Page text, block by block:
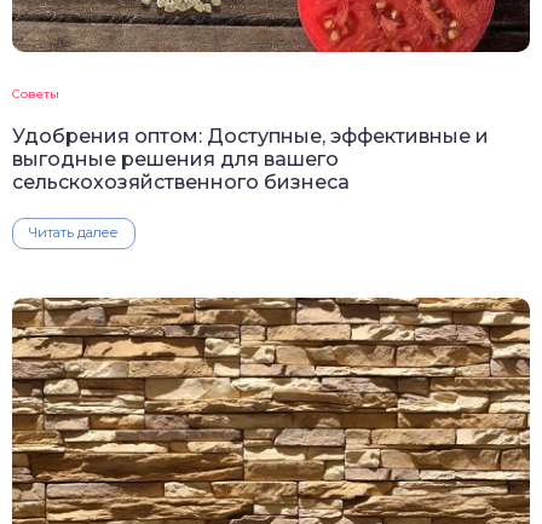
Советы
Удобрения оптом: Доступные, эффективные и
выгодные решения для вашего
сельскохозяйственного бизнеса
Читать далее